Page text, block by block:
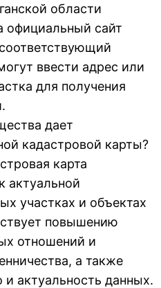
области
официальный сайт
ввести адрес или
для получения
дает
кадастровой карты?
карта
актуальной
участках и объектах
повышению
отношений и
а также
и актуальность данных.